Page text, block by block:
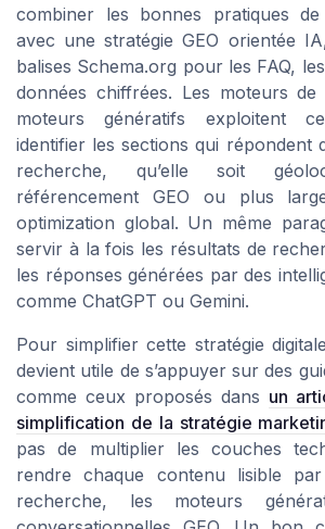
combiner les bonnes pratiques de
avec une stratégie GEO orientée
balises Schema.org pour les FAQ,
données chiffrées. Les moteurs
moteurs génératifs exploitent
identifier les sections qui répondent
recherche, qu’elle soit
référencement GEO ou plus
optimization global. Un même
servir à la fois les résultats de
les réponses générées par des
comme ChatGPT ou Gemini.
Pour simplifier cette stratégie
devient utile de s’appuyer sur des
comme ceux proposés dans un
simplification de la stratégie
pas de multiplier les couches
rendre chaque contenu lisible
recherche, les moteurs